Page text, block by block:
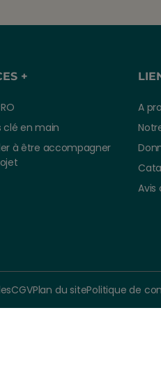
+
clé en main
à être accompagner
A
Avis
CGVPlan du sitePolitique de